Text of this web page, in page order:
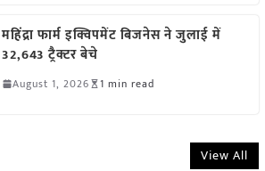
महिंद्रा फार्म इक्विपमेंट बिजनेस ने जुलाई में
32,643 ट्रैक्टर बेचे
August 1, 2026 1 min read
View All